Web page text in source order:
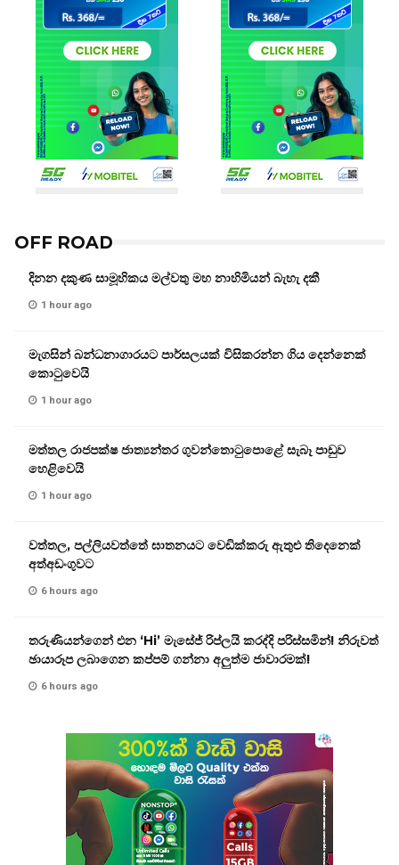
OFF ROAD
දිනන දකුණ සාමූහිකය මල්වතු මහ නාහිමියන් බැහැ දකී
1 hour ago
මැගසින් බන්ධනාගාරයට පාර්සලයක් විසිකරන්න ගිය දෙන්නෙක්
කොටුවෙයි
1 hour ago
මත්තල රාජපක්ෂ ජාත්‍යන්තර ගුවන්තොටුපොළේ සැබෑ පාඩුව
හෙළිවෙයි
1 hour ago
වත්තල, පල්ලියවත්තේ ඝාතනයට වෙඩික්කරු ඇතුළු තිදෙනෙක්
අත්අඩංගුවට
6 hours ago
තරුණියන්ගෙන් එන ‘Hi’ මැසේජ් රිප්ලයි කරද්දි පරිස්සමින්! නිරුවත්
ඡායාරූප ලබාගෙන කප්පම් ගන්නා අලුත්ම ජාවාරමක්!
6 hours ago